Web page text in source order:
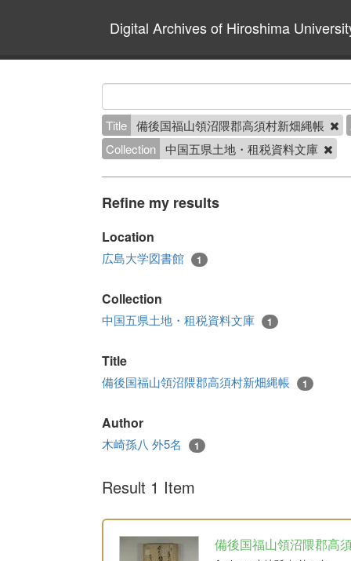
Digital Archives of Hiroshima
Title 備後国福山領沼隈郡高須村新畑縄帳
Collection 中国五県土地・租税資料文庫
Refine my results
Location
広島大学図書館 1
Collection
中国五県土地・租税資料文庫 1
Title
備後国福山領沼隈郡高須村新畑縄帳 1
Author
木崎孫八 外5名 1
Result 1 Item
備後国福山領沼隈郡高